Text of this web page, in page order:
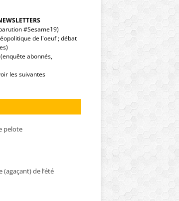
#Sesame19)
de l'oeuf ; débat
(enquête abonnés,
les suivantes
pelote
(agaçant) de l’été